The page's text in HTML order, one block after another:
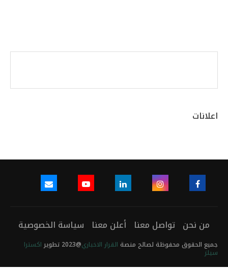
اعلانات
من نحن تواصل معنا أعلن معنا سياسة الخصوصية
جميع الحقوق محفوظة لصالح منصة القرار الاخباري@2023 تطوير اكسترا
سيلز